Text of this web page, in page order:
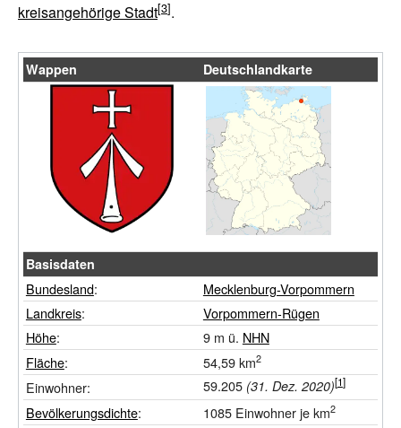
kreisangehörige Stadt
.
Wappen Deutschlandkarte
Basisdaten
Bundesland:
Mecklenburg-Vorpommern
Landkreis:
Vorpommern-Rügen
Höhe: 9 m ü. NHN
Fläche: 54,59km2
Einwohner: 59.205 (31. Dez. 2020)
Bevölkerungsdichte: 1085 Einwohner je km2